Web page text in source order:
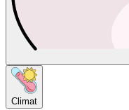
Climat